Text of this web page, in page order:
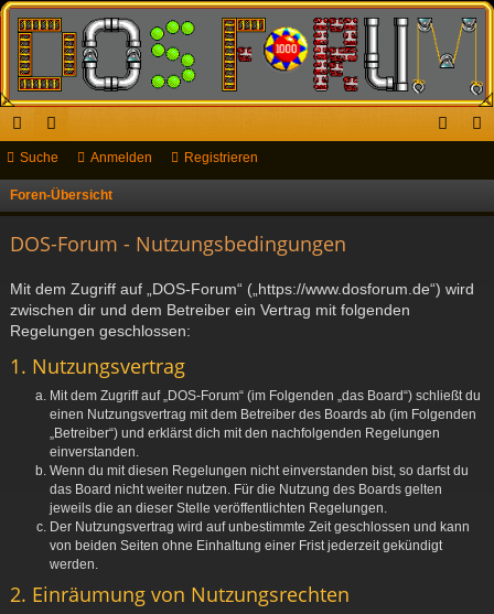
ch
ne
riff
or
en
n
Suche Anmelden Registrieren
Foren-Übersicht
DOS-Forum - Nutzungsbedingungen
Mit dem Zugriff auf „DOS-Forum“ („https://www.dosforum.de“) wird
zwischen dir und dem Betreiber ein Vertrag mit folgenden
Regelungen geschlossen:
1. Nutzungsvertrag
Mit dem Zugriff auf „DOS-Forum“ (im Folgenden „das Board“) schließt du
einen Nutzungsvertrag mit dem Betreiber des Boards ab (im Folgenden
„Betreiber“) und erklärst dich mit den nachfolgenden Regelungen
einverstanden.
Wenn du mit diesen Regelungen nicht einverstanden bist, so darfst du
das Board nicht weiter nutzen. Für die Nutzung des Boards gelten
jeweils die an dieser Stelle veröffentlichten Regelungen.
Der Nutzungsvertrag wird auf unbestimmte Zeit geschlossen und kann
von beiden Seiten ohne Einhaltung einer Frist jederzeit gekündigt
werden.
2. Einräumung von Nutzungsrechten